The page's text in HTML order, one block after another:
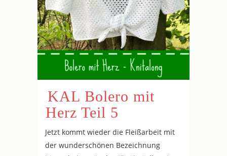
KAL Bolero mit
Herz Teil 5
Jetzt kommt wieder die Fleißarbeit mit
der wunderschönen Bezeichnung